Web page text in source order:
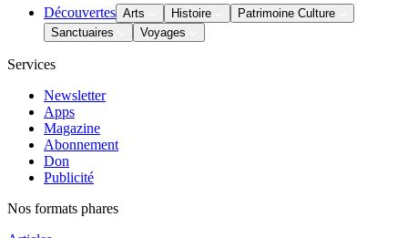
Découvertes Arts Histoire
Patrimoine Culture
Sanctuaires
Voyages
Services
Newsletter
Apps
Magazine
Abonnement
Don
Publicité
Nos formats phares